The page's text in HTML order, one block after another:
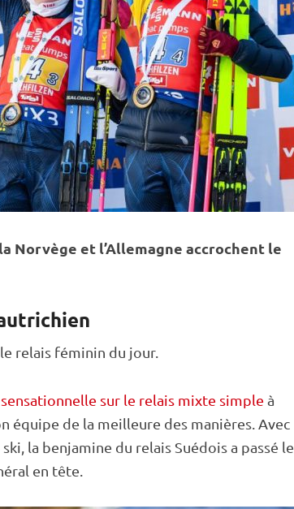
Norvège et l’Allemagne accrochent le
relais féminin du jour.
sur le relais mixte simple à
équipe de la meilleure des manières. Avec
la benjamine du relais Suédois a passé le
en tête.